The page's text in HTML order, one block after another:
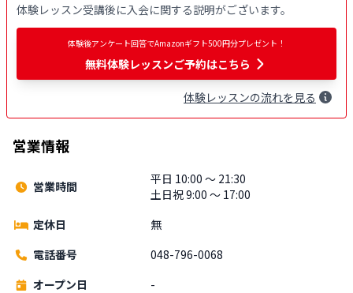
体験レッスン受講後に入会に関する説明がございます。
体験後アンケート回答でAmazonギフト500円分プレゼント！
無料体験レッスンご予約はこちら
体験レッスンの流れを見る
営業情報
営業時間
平日 10:00 〜 21:30
土日祝 9:00 〜 17:00
定休日
無
電話番号
048-796-0068
オープン日
-